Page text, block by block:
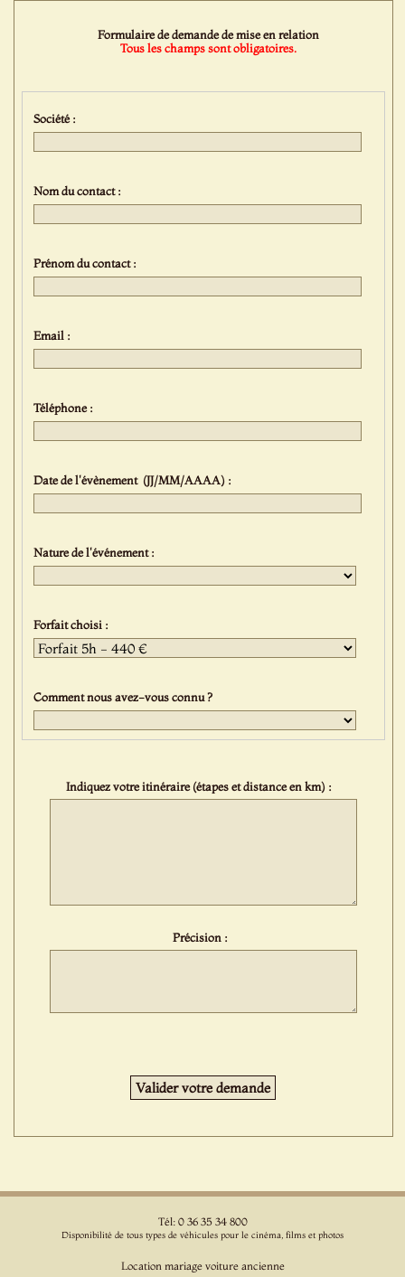
Formulaire de demande de mise en relation
Tous les champs sont obligatoires.
Société :
Nom du contact :
Prénom du contact :
Email :
Téléphone :
Date de l'évènement (JJ/MM/AAAA) :
Nature de l'événement :
Forfait choisi :
Comment nous avez-vous connu ?
Indiquez votre itinéraire (étapes et distance en km) :
Précision :
Tél: 0 36 35 34 800
Disponibilité de tous types de véhicules pour le cinéma, films et photos
Location mariage voiture ancienne